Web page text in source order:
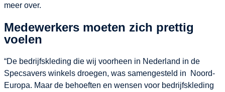
meer over.
Medewerkers moeten zich prettig
voelen
“De bedrijfskleding die wij voorheen in Nederland in de
Specsavers winkels droegen, was samengesteld in Noord-
Europa. Maar de behoeften en wensen voor bedrijfskleding